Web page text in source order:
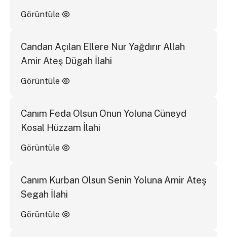
Görüntüle
Candan Açılan Ellere Nur Yağdırır Allah
Amir Ateş Dügah İlahi
Görüntüle
Canım Feda Olsun Onun Yoluna Cüneyd
Kosal Hüzzam İlahi
Görüntüle
Canım Kurban Olsun Senin Yoluna Amir Ateş
Segah İlahi
Görüntüle